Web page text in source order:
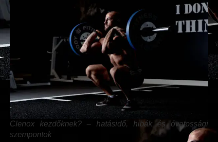
Clenox kezdőknek? – hatásidő, hibák és óvatossági
szempontok